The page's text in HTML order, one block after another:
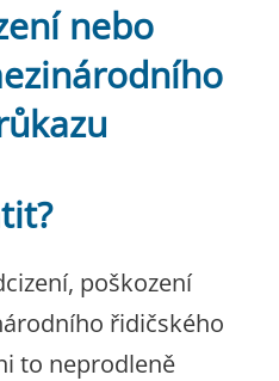
nebo
poškození
řidičského
to neprodleně